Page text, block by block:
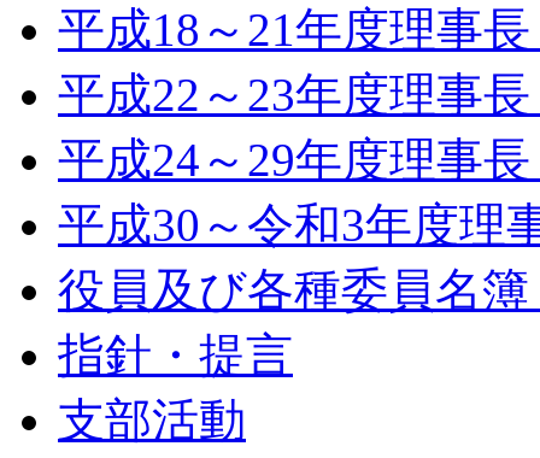
平成18～21年度理
平成22～23年度理
平成24～29年度理
平成30～令和3年度
役員及び各種委員名
指針・提言
支部活動